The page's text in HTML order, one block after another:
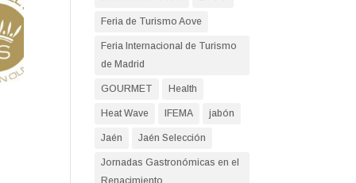
Feria de Turismo Aove
Feria Internacional de Turismo
de Madrid
GOURMET Health
Heat Wave IFEMA jabón
Jaén Jaén Selección
Jornadas Gastronómicas en el
Renacimiento